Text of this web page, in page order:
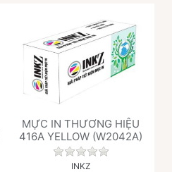
nào cho sản phẩm này.
MỰC IN THƯƠNG HIỆU
416A YELLOW (W2042A)
Chưa có đánh giá
INKZ